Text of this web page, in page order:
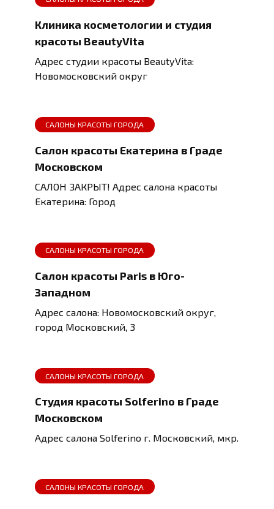
Клиника косметологии и студия
красоты BeautyVita
Адрес студии красоты BeautyVita:
Новомосковский округ
САЛОНЫ КРАСОТЫ ГОРОДА
Салон красоты Екатерина в Граде
Московском
САЛОН ЗАКРЫТ! Адрес салона красоты
Екатерина: Город
САЛОНЫ КРАСОТЫ ГОРОДА
Салон красоты Paris в Юго-
Западном
Адрес салона: Новомосковский округ,
город Московский, 3
САЛОНЫ КРАСОТЫ ГОРОДА
Студия красоты Solferino в Граде
Московском
Адрес салона Solferino г. Московский, мкр.
САЛОНЫ КРАСОТЫ ГОРОДА